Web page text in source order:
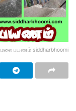
பயணம் siddharbhoomi